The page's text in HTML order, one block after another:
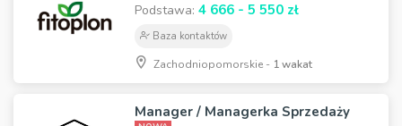
Podstawa: 4 666 - 5 550 zł
Baza kontaktów
Zachodniopomorskie - 1 wakat
Manager / Managerka Sprzedaży